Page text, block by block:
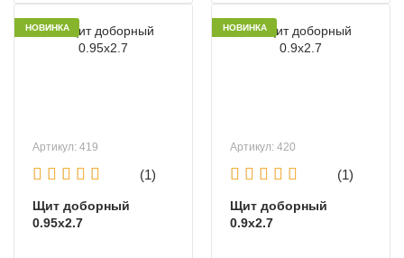
НОВИНКА
Артикул: 419
(1)
Щит доборный
0.95х2.7
НОВИНКА
Артикул: 420
(1)
Щит доборный
0.9х2.7